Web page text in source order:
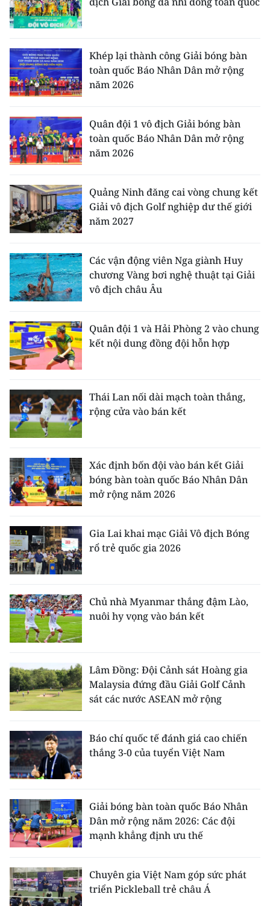
Khép lại thành công Giải bóng bàn
toàn quốc Báo Nhân Dân mở rộng
năm 2026
Quân đội 1 vô địch Giải bóng bàn
toàn quốc Báo Nhân Dân mở rộng
năm 2026
Quảng Ninh đăng cai vòng chung kết
Giải vô địch Golf nghiệp dư thế giới
năm 2027
Các vận động viên Nga giành Huy
chương Vàng bơi nghệ thuật tại Giải
vô địch châu Âu
Quân đội 1 và Hải Phòng 2 vào chung
kết nội dung đồng đội hỗn hợp
Thái Lan nối dài mạch toàn thắng,
rộng cửa vào bán kết
Xác định bốn đội vào bán kết Giải
bóng bàn toàn quốc Báo Nhân Dân
mở rộng năm 2026
Gia Lai khai mạc Giải Vô địch Bóng
rổ trẻ quốc gia 2026
Chủ nhà Myanmar thắng đậm Lào,
nuôi hy vọng vào bán kết
Lâm Đồng: Đội Cảnh sát Hoàng gia
Malaysia đứng đầu Giải Golf Cảnh
sát các nước ASEAN mở rộng
Báo chí quốc tế đánh giá cao chiến
thắng 3-0 của tuyển Việt Nam
Giải bóng bàn toàn quốc Báo Nhân
Dân mở rộng năm 2026: Các đội
mạnh khẳng định ưu thế
Chuyên gia Việt Nam góp sức phát
triển Pickleball trẻ châu Á